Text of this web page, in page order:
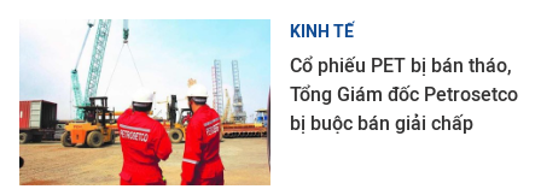
KINH TẾ
Cổ phiếu PET bị bán tháo,
Tổng Giám đốc Petrosetco
bị buộc bán giải chấp